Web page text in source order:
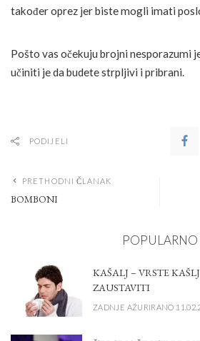
također oprez jer biste mogli imati
Pošto vas očekuju brojni nesporazumi
učiniti je da budete strpljivi i pribrani.
PODIJELI
PRETHODNI ČLANAK
BOMBONI
POPULARNO
KAŠALJ – VRSTE
ZAUSTAVITI
ZADNJE AŽURIRANO